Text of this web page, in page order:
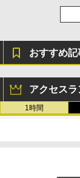
おすすめ記
アクセス
1時間